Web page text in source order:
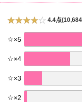
4.4点
☆×5
☆×4
☆×3
☆×2